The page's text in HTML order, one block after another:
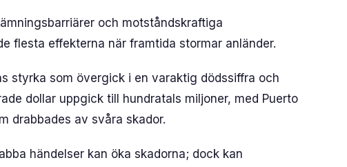
och motståndskraftiga
flesta effekterna när framtida stormar anländer.
styrka som övergick i en varaktig dödssiffra och
dollar uppgick till hundratals miljoner, med Puerto
drabbades av svåra skador.
händelser kan öka skadorna; dock kan